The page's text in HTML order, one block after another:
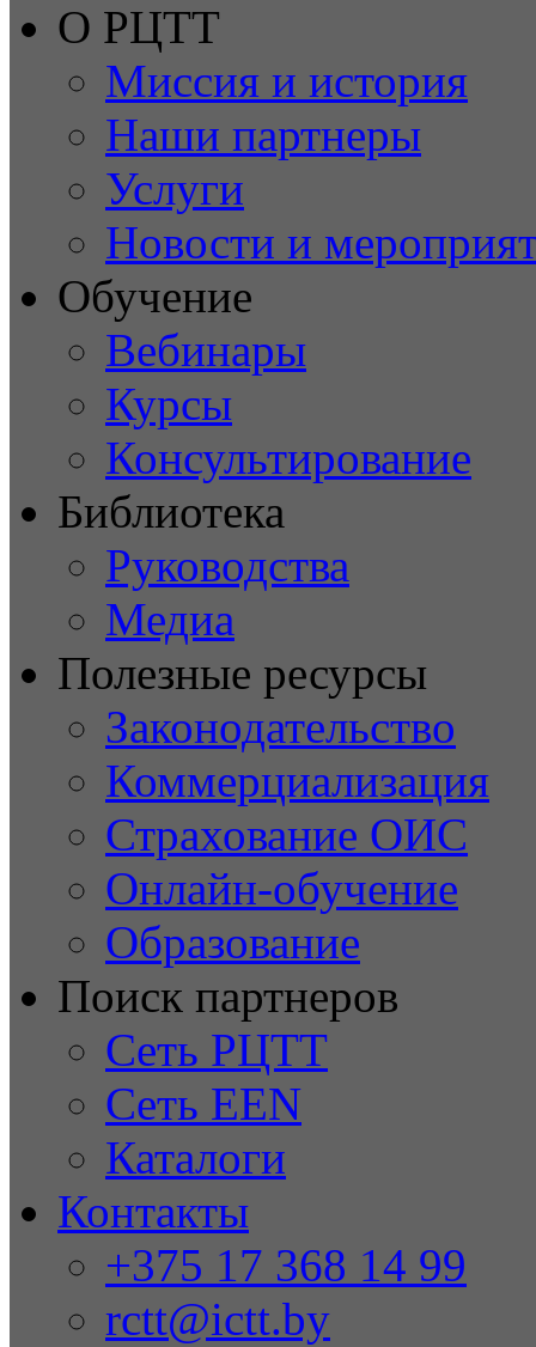
О РЦТТ
Миссия и история
Наши партнеры
Услуги
Новости и
Обучение
Вебинары
Курсы
Консультирование
Библиотека
Руководства
Медиа
Полезные ресурсы
Законодательство
Коммерциализация
Страхование ОИС
Онлайн-обучение
Образование
Поиск партнеров
Сеть РЦТТ
Сеть EEN
Каталоги
Контакты
+375 17 368 14 99
rctt@ictt.by